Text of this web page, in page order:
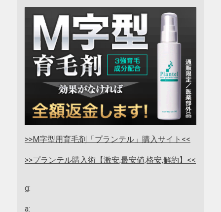
>>M字型用育毛剤「プランテル」購入サイト<<
>>プランテル購入術【激安,最安値,格安,解約】<<
g:
a: